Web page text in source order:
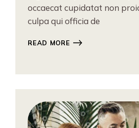
occaecat cupidatat non
culpa qui officia de
READ MORE